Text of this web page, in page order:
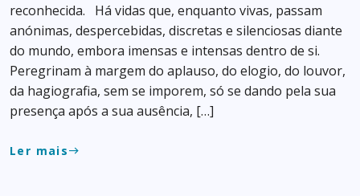
reconhecida. Há vidas que, enquanto vivas, passam
anónimas, despercebidas, discretas e silenciosas diante
do mundo, embora imensas e intensas dentro de si.
Peregrinam à margem do aplauso, do elogio, do louvor,
da hagiografia, sem se imporem, só se dando pela sua
presença após a sua ausência, […]
Ler maiseast